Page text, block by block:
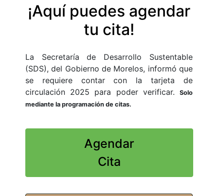
¡Aquí puedes agendar
tu cita!
La Secretaría de Desarrollo Sustentable
(SDS), del Gobierno de Morelos, informó que
se requiere contar con la tarjeta de
circulación 2025 para poder verificar.Solo
mediante la programación de citas.
Agendar
Cita